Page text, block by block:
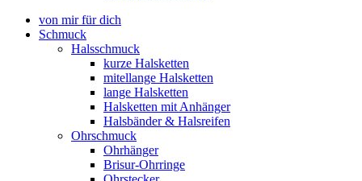
von mir für dich
Schmuck
Halsschmuck
kurze Halsketten
mitellange Halsketten
lange Halsketten
Halsketten mit Anhänger
Halsbänder & Halsreifen
Ohrschmuck
Ohrhänger
Brisur-Ohrringe